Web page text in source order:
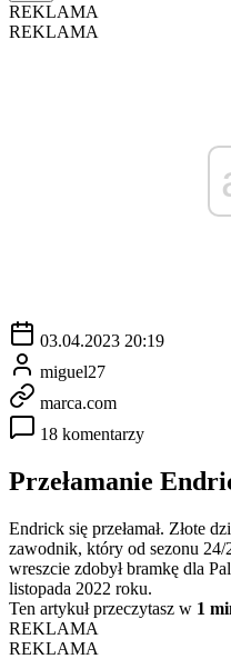
REKLAMA
REKLAMA
03.04.2023 20:19
miguel27
marca.com
18 komentarzy
Przełamanie
Endrick się przełamał. Złote
zawodnik, który od sezonu 24/
wreszcie zdobył bramkę dla
listopada 2022 roku.
Ten artykuł przeczytasz w 1
REKLAMA
REKLAMA